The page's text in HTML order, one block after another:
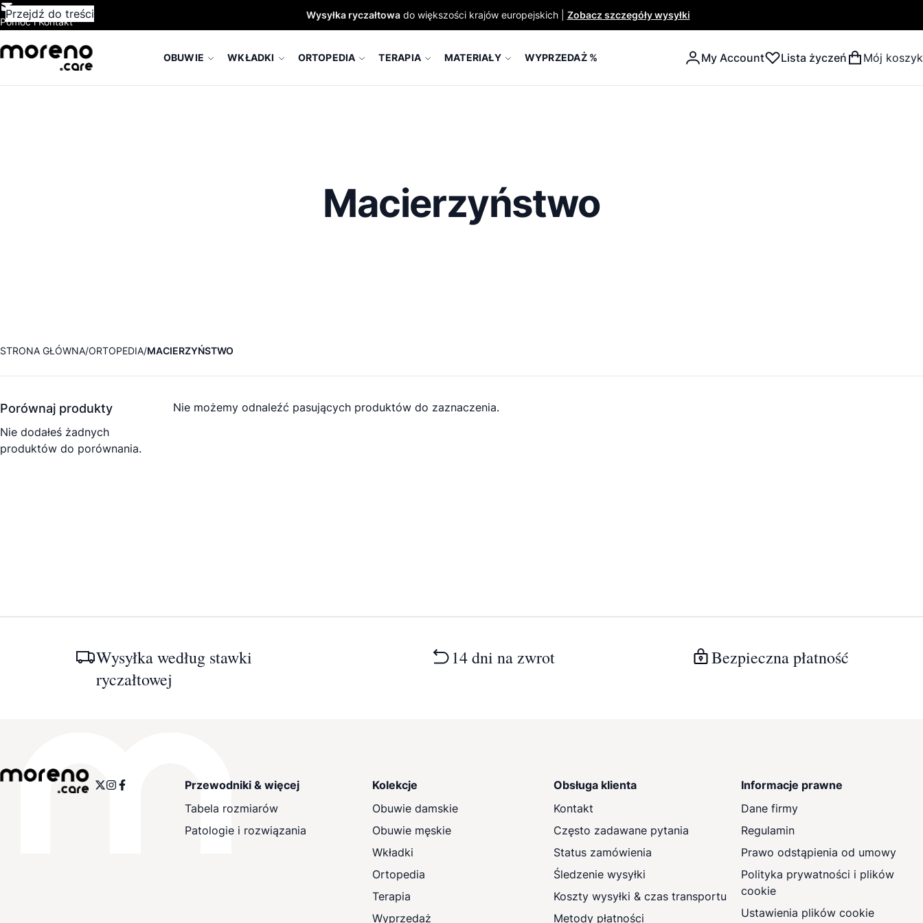
Przejdź do treści
Pomoc i Kontakt
Wysyłka ryczałtowado większości krajów europejskich | Zobacz szczegóły wysyłki
OBUWIE WKŁADKI ORTOPEDIA TERAPIA MATERIAŁY WYPRZEDAŻ %
Search
My Account Lista życzeń Mój koszyk
Macierzyństwo
STRONA GŁÓWNA ORTOPEDIA MACIERZYŃSTWO
Nie możemy odnaleźć pasujących produktów do zaznaczenia.
Porównaj produkty
Nie dodałeś żadnych
produktów do porównania.
Wysyłka według stawki
ryczałtowej
14 dni na zwrot Bezpieczna płatność
Przewodniki & więcej
Tabela rozmiarów
Patologie i rozwiązania
Kolekcje
Obuwie damskie
Obuwie męskie
Wkładki
Ortopedia
Terapia
Wyprzedaż
Obsługa klienta
Kontakt
Często zadawane pytania
Status zamówienia
Śledzenie wysyłki
Koszty wysyłki & czas transportu
Metody płatności
Informacje prawne
Dane firmy
Regulamin
Prawo odstąpienia od umowy
Polityka prywatności i plików
cookie
Ustawienia plików cookie